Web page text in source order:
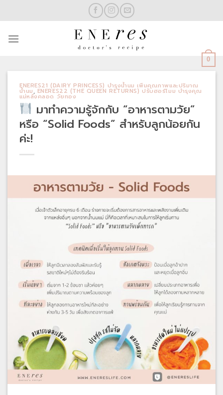
to
0
ENERES21 (DAIRY PRINCESS) บำรุงน้ำนม เพิ่มคุณภาพและปริมาณ
น้ำนม, ENERES22 (THE QUEEN RETURNS) ปรับฮอร์โมม บำรุงคุณ
แม่หลังคลอด วัยทอง
มาทำความรู้จักกับ “อาหารตามวัย”
หรือ “Solid Foods” สำหรับลูกน้อยกัน
ค่ะ!